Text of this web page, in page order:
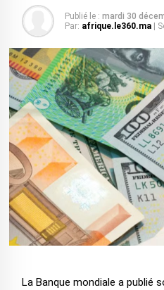
Publié le : mardi 30
Par: afrique.le360.ma |
La Banque mondiale a publié